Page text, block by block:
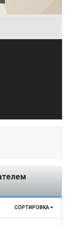
СОРТИРОВКА